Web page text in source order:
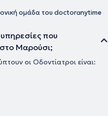
ομάδα του doctoranytime
υπηρεσίες που
Μαρούσι;
οι Οδοντίατροι είναι: